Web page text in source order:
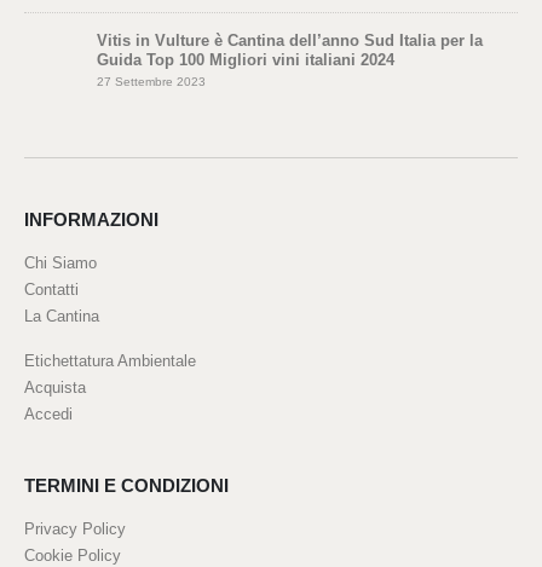
Vitis in Vulture è Cantina dell’anno Sud Italia per la
Guida Top 100 Migliori vini italiani 2024
27 Settembre 2023
INFORMAZIONI
Chi Siamo
Contatti
La Cantina
Etichettatura Ambientale
Acquista
Accedi
TERMINI E CONDIZIONI
Privacy Policy
Cookie Policy